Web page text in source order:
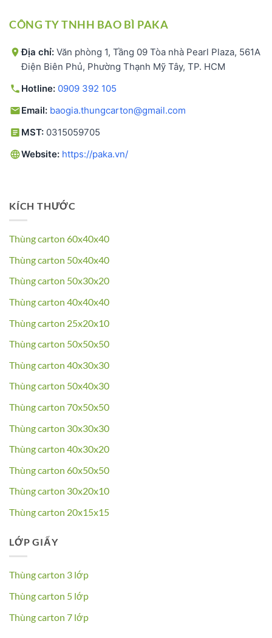
CÔNG TY TNHH BAO BÌ PAKA
Địa chỉ: Văn phòng 1, Tầng 09 Tòa nhà Pearl Plaza, 561A
Điện Biên Phủ, Phường Thạnh Mỹ Tây, TP. HCM
Hotline: 0909 392 105
Email: baogia.thungcarton@gmail.com
MST: 0315059705
Website: https://paka.vn/
KÍCH THƯỚC
Thùng carton 60x40x40
Thùng carton 50x40x40
Thùng carton 50x30x20
Thùng carton 40x40x40
Thùng carton 25x20x10
Thùng carton 50x50x50
Thùng carton 40x30x30
Thùng carton 50x40x30
Thùng carton 70x50x50
Thùng carton 30x30x30
Thùng carton 40x30x20
Thùng carton 60x50x50
Thùng carton 30x20x10
Thùng carton 20x15x15
LỚP GIẤY
Thùng carton 3 lớp
Thùng carton 5 lớp
Thùng carton 7 lớp